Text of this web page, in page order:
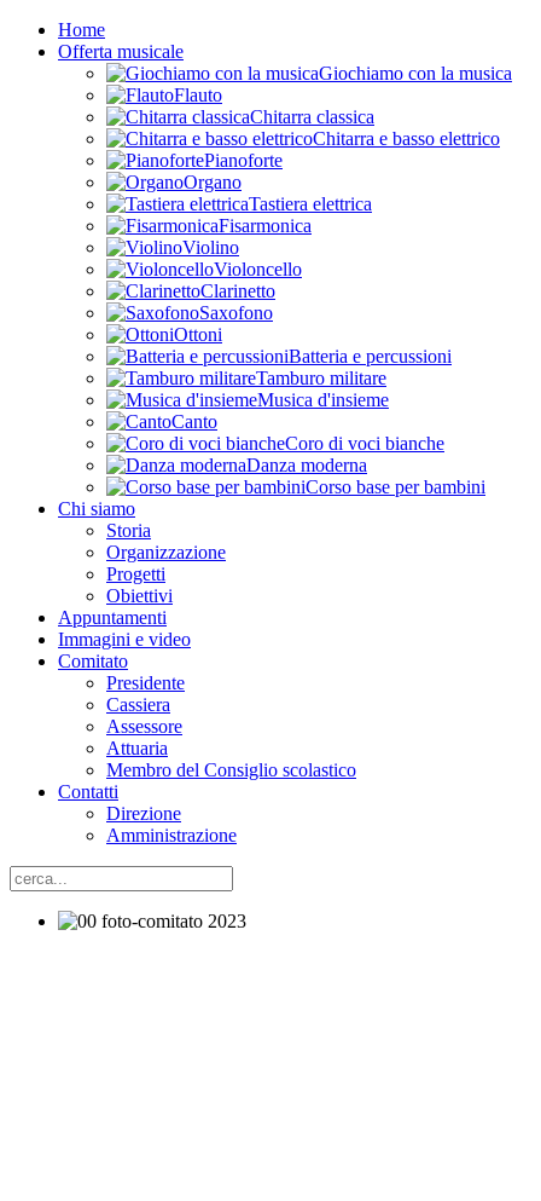
Home
Offerta musicale
Giochiamo con la musica
Flauto
Chitarra classica
Chitarra e basso elettrico
Pianoforte
Organo
Tastiera elettrica
Fisarmonica
Violino
Violoncello
Clarinetto
Saxofono
Ottoni
Batteria e percussioni
Tamburo militare
Musica d'insieme
Canto
Coro di voci bianche
Danza moderna
Corso base per bambini
Chi siamo
Storia
Organizzazione
Progetti
Obiettivi
Appuntamenti
Immagini e video
Comitato
Presidente
Cassiera
Assessore
Attuaria
Membro del Consiglio scolastico
Contatti
Direzione
Amministrazione